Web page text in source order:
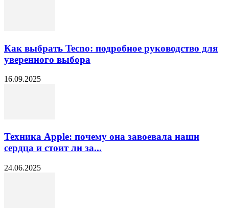
Как выбрать Tecno: подробное руководство для
уверенного выбора
16.09.2025
Техника Apple: почему она завоевала наши
сердца и стоит ли за...
24.06.2025